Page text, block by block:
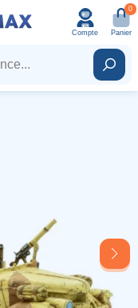
Compte
0
Panier